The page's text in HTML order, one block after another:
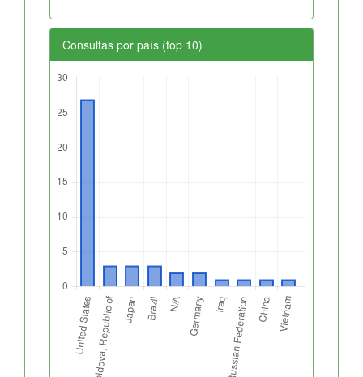
Consultas por país (top 10)